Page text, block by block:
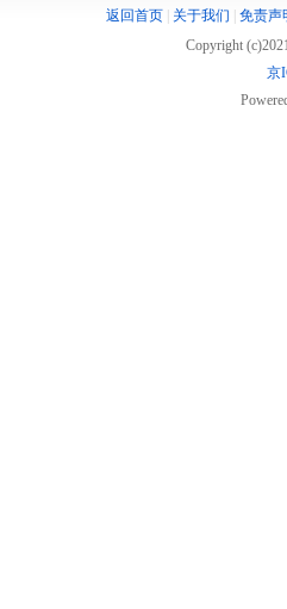
返回首页| 关于我们
免责声
Copyright
京